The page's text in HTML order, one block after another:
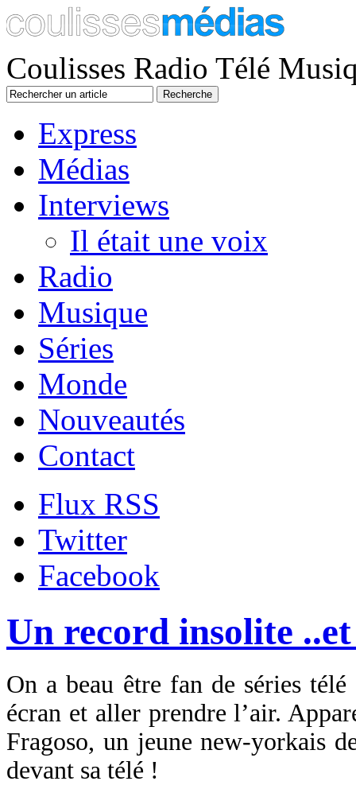
Coulisses Radio Télé
Express
Médias
Interviews
Il était une voix
Radio
Musique
Séries
Monde
Nouveautés
Contact
Flux RSS
Twitter
Facebook
Un record insolite
On a beau être fan de séries
écran et aller prendre l’air.
Fragoso, un jeune new-yorkais
devant sa télé !